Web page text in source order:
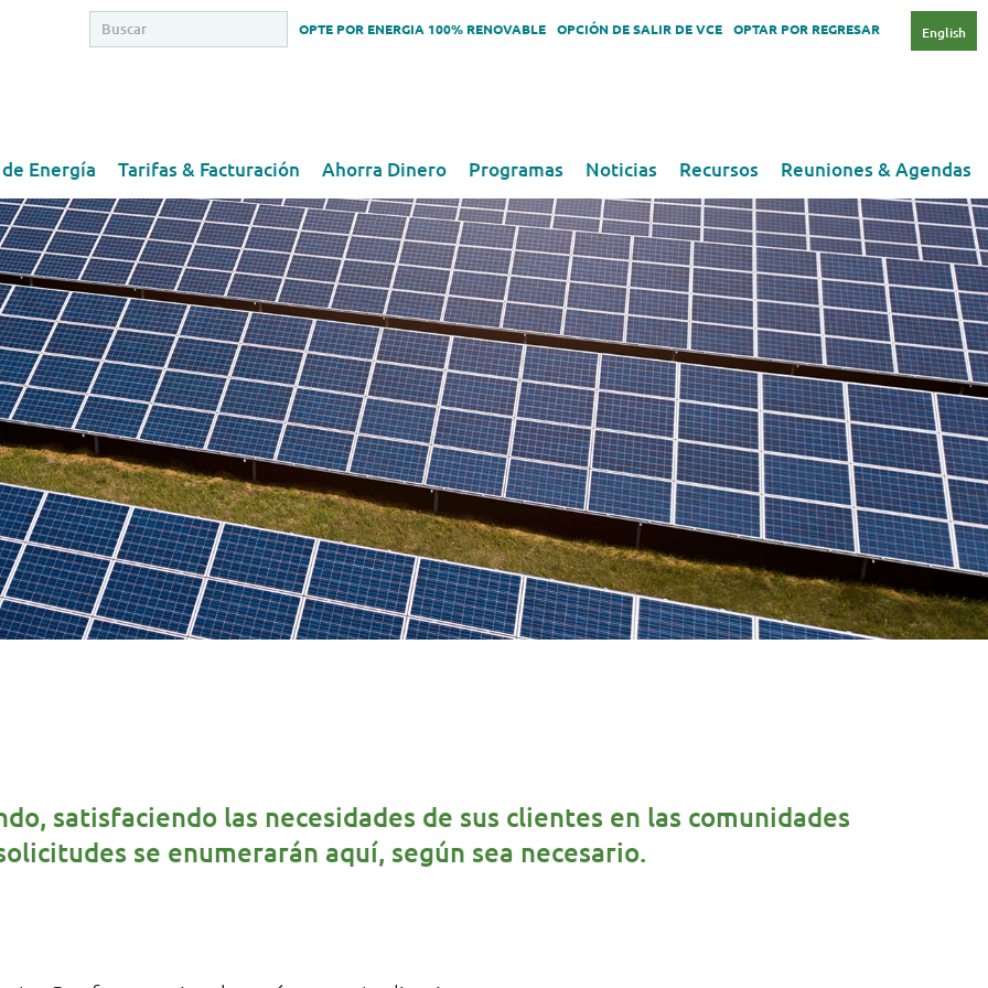
OPTE POR ENERGIA 100% RENOVABLE OPCIÓN DE SALIR DE VCE OPTAR POR REGRESAR English
Energía Tarifas & Facturación Ahorra Dinero Programas Noticias Recursos Reuniones & Agendas
satisfaciendo las necesidades de sus clientes en las comunidades
se enumerarán aquí, según sea necesario.